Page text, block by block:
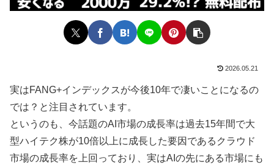
2026.05.21
実はFANG+インデックスが今後10年で凄いことになるの
では？と注目されています。
というのも、今話題のAI市場の成長率は過去15年間で大
型ハイテク株が10倍以上に成長した要因であるクラウド
市場の成長率を上回っており、実はAIの先にある市場にも